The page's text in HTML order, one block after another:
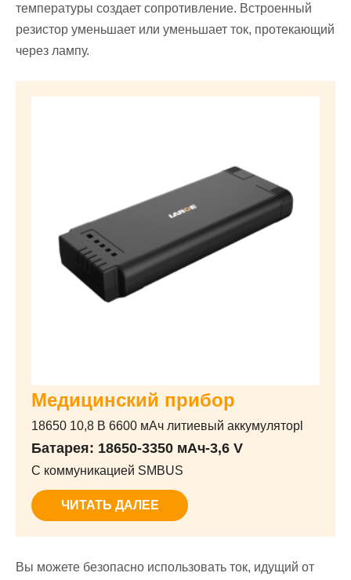
температуры создает сопротивление. Встроенный
резистор уменьшает или уменьшает ток, протекающий
через лампу.
Медицинский прибор
18650 10,8 В 6600 мАч литиевый аккумуляторl
Батарея: 18650-3350 мАч-3,6 V
С коммуникацией SMBUS
ЧИТАТЬ ДАЛЕЕ
Вы можете безопасно использовать ток, идущий от